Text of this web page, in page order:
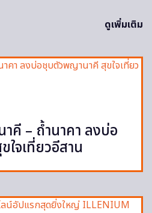
ดูเพิ่มเติม
าคี – ถ้ำนาคา ลงบ่อ
จเที่ยวอีสาน